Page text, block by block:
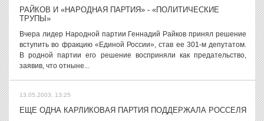
РАЙКОВ И «НАРОДНАЯ ПАРТИЯ» - «ПОЛИТИЧЕСКИЕ
ТРУПЫ»
Вчера лидер Народной партии Геннадий Райков принял решение
вступить во фракцию «Единой России», став ее 301-м депутатом.
В родной партии его решение восприняли как предательство,
заявив, что отныне...
13.05.2003, 13:25
ЕЩЕ ОДНА КАРЛИКОВАЯ ПАРТИЯ ПОДДЕРЖАЛА РОССЕЛЯ